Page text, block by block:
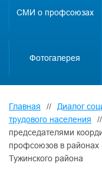
СМИ о профсоюзах
Фотогалерея
Главная //
Диалог
трудового населения
//
председателями
профсоюзов в районах
Тужинского района